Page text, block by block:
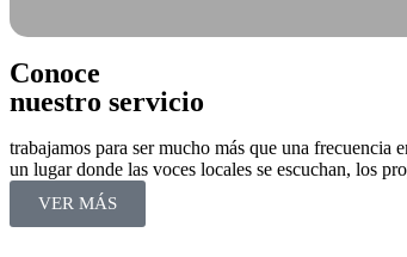
Conoce
nuestro servicio
trabajamos para ser mucho más que una frecuencia
un lugar donde las voces locales se escuchan, los
VER MÁS